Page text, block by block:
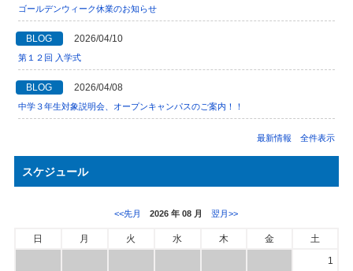
ゴールデンウィーク休業のお知らせ
BLOG 2026/04/10
第１２回 入学式
BLOG 2026/04/08
中学３年生対象説明会、オープンキャンパスのご案内！！
最新情報 全件表示
スケジュール
<<先月 2026 年 08 月 翌月>>
日 月 火 水 木 金
土
1